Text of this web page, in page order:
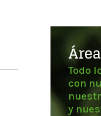
Todo
con
y